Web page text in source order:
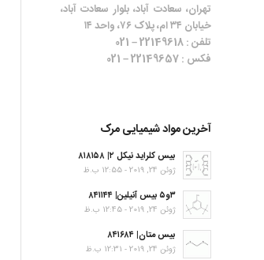
تهران، سعادت آباد، بلوار سعادت آباد،
خیابان ۳۴ ام، پلاک ۷۶، واحد ۱۴
تلفن : 22149618 – 021
فکس : 22149657 – 021
آخرین مواد شیمیایی مرک
بیس کلراید نیکل ۲| ۸۱۸۱۵۸
ژوئن 24, 2019 - 12:55 ب.ظ
۳و۵ بیس آنیلین| ۸۴۱۱۴۴
ژوئن 24, 2019 - 12:45 ب.ظ
بیس متان| ۸۴۱۶۸۴
ژوئن 24, 2019 - 12:31 ب.ظ